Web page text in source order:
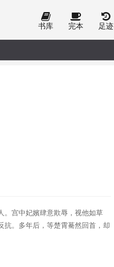
书库 完本 足迹
。宫中妃嬪肆意欺辱，视他如草
抗。多年后，等楚霄驀然回首，却